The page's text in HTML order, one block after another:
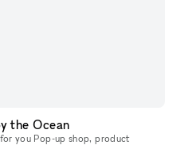
the Ocean
you Pop-up shop, product